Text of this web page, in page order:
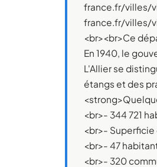
france.fr/villes/
france.fr/villes/
<br><br>Ce
En 1940, le
L'Allier se
étangs et des
<br>- 344 721
<br>- Superficie
<br>- 47
<br>- 320